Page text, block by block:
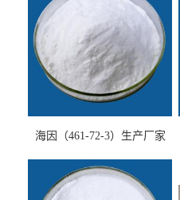
海因（461-72-3）生产厂家